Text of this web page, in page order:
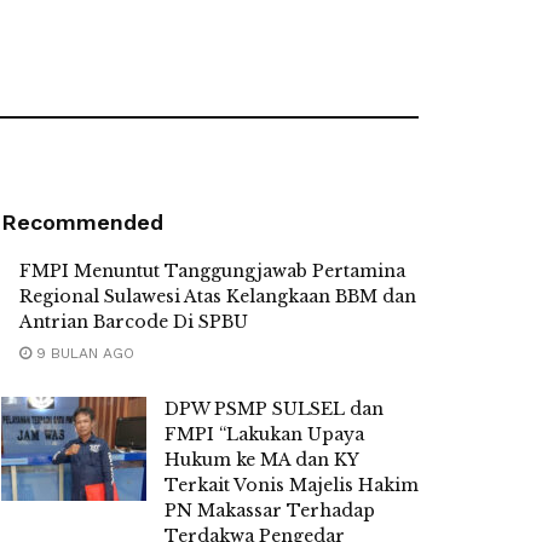
Recommended
FMPI Menuntut Tanggungjawab Pertamina
Regional Sulawesi Atas Kelangkaan BBM dan
Antrian Barcode Di SPBU
9 BULAN AGO
DPW PSMP SULSEL dan
FMPI “Lakukan Upaya
Hukum ke MA dan KY
Terkait Vonis Majelis Hakim
PN Makassar Terhadap
Terdakwa Pengedar